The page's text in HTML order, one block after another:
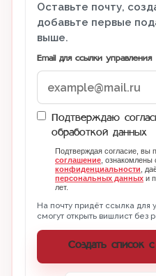
Оставьте почту,
добавьте первые
выше.
Email для ссылки управления
Подтверждаю
обработкой данных
Подтверждая согласие, вы
соглашение, ознакомлены
конфиденциальности,
персональных данных и
лет.
На почту придёт ссылка для
смогут открыть вишлист без
Создать список